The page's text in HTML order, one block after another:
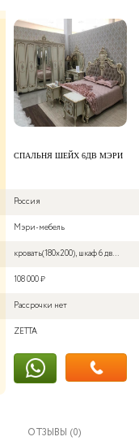
туалетный стол, зеркало, пуф,
СПАЛЬНЯ ШЕЙХ 6ДВ МЭРИ
Россия
Мэри-мебель
кровать(180х200), шкаф 6
108 000₽
Рассрочки нет
ZETTA
ОТЗЫВЫ (0)